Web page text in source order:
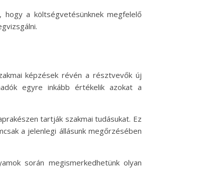
a költségvetésünknek megfelelő
képzések révén a résztvevők új
egyre inkább értékelik azokat a
tartják szakmai tudásukat. Ez
a jelenlegi állásunk megőrzésében
során megismerkedhetünk olyan